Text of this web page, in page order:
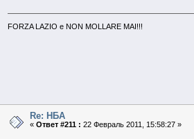
FORZA LAZIO e NON MOLLARE MAI!!!
Re: НБА
«Ответ #211 : 22 Февраль 2011, 15:58:27 »